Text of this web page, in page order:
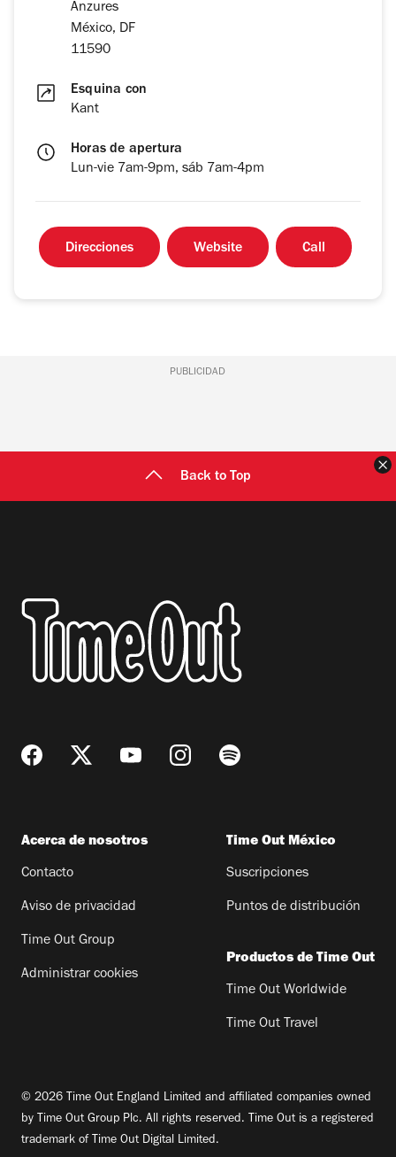
Anzures
México, DF
11590
Esquina con
Kant
Horas de apertura
Lun-vie 7am-9pm, sáb 7am-4pm
Direcciones Website Call
PUBLICIDAD
Back to Top
Acerca de nosotros
Contacto
Aviso de privacidad
Time Out Group
Administrar cookies
Time Out México
Suscripciones
Puntos de distribución
Productos de Time Out
Time Out Worldwide
Time Out Travel
© 2026 Time Out England Limited and affiliated companies owned
by Time Out Group Plc. All rights reserved. Time Out is a registered
trademark of Time Out Digital Limited.